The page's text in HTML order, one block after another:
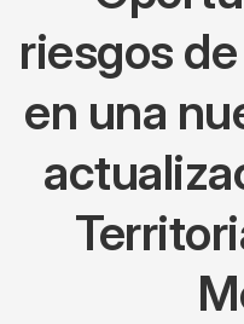
riesgos
en una